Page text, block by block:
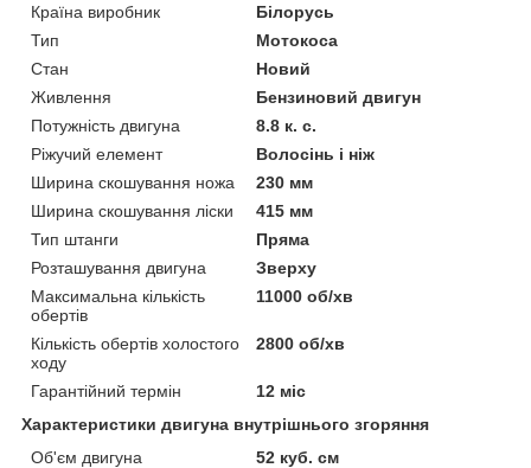
Країна виробник
Білорусь
Тип
Мотокоса
Стан
Новий
Живлення
Бензиновий двигун
Потужність двигуна
8.8 к. с.
Ріжучий елемент
Волосінь і ніж
Ширина скошування ножа
230 мм
Ширина скошування ліски
415 мм
Тип штанги
Пряма
Розташування двигуна
Зверху
Максимальна кількість
обертів
11000 об/хв
Кількість обертів холостого
ходу
2800 об/хв
Гарантійний термін
12 міс
Характеристики двигуна внутрішнього згоряння
Об'єм двигуна
52 куб. см